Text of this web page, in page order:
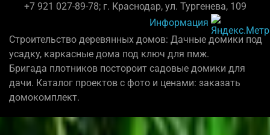
+7 921 027-89-78; г. Краснодар, ул. Тургенева, 109
Информация
Строительство деревянных домов: Дачные домики под
усадку, каркасные дома под ключ для пмж.
Бригада плотников постороит садовые домики для
дачи. Каталог проектов с фото и ценами: заказать
домокомплект.